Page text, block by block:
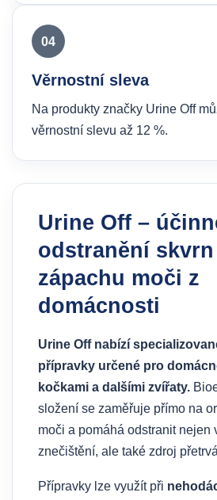
04
Věrnostní sleva
Na produkty značky Urine Off
věrnostní slevu až 12 %.
Urine Off –
odstranění skvrn
zápachu moči z
domácnosti
Urine Off nabízí
přípravky určené pro
kočkami a dalšími zvířaty.
složení se zaměřuje přímo na
moči a pomáhá odstranit nejen
znečištění, ale také zdroj
Přípravky lze využít při